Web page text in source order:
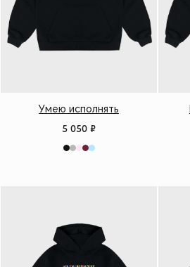
Умею исполнять
5 050 ₽